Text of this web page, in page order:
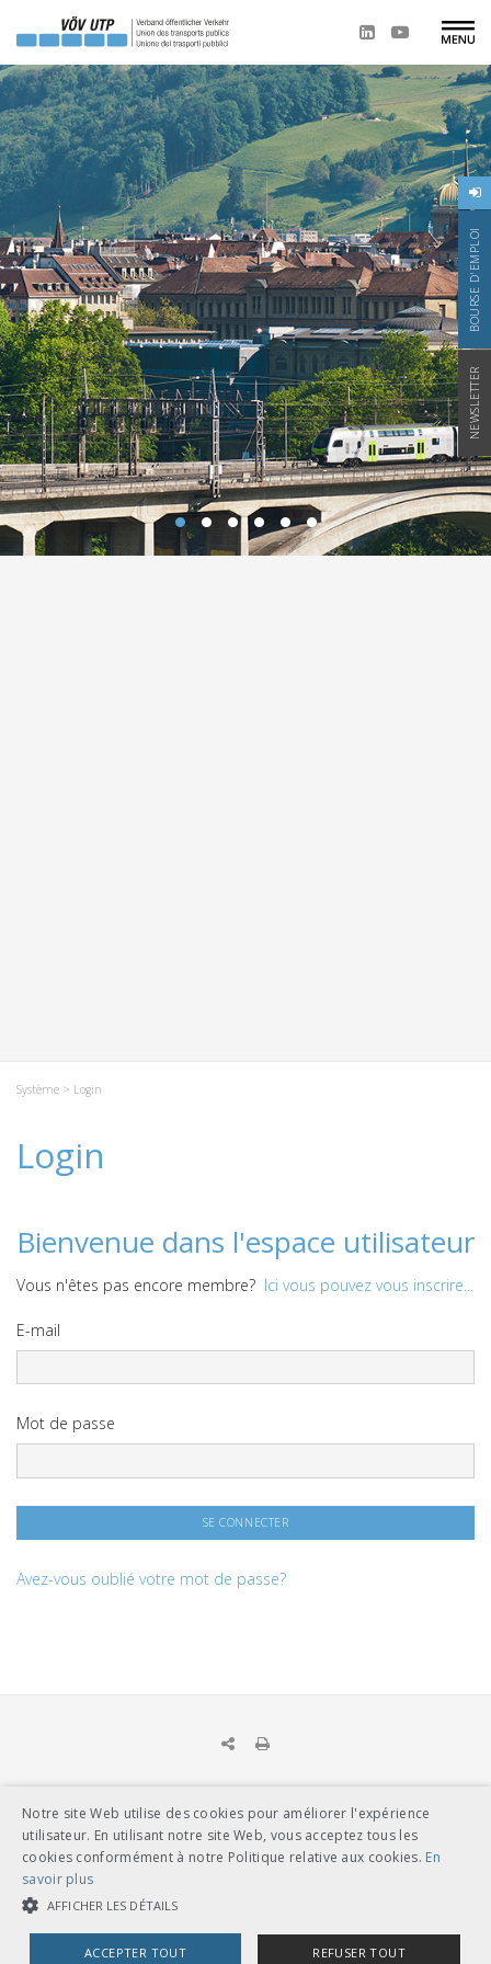
BOURSE D'EMPLOI
NEWSLETTER
Système > Login
Login
Bienvenue dans l'espace utilisateur
Vous n'êtes pas encore membre? Ici vous pouvez vous inscrire...
E-mail
Mot de passe
Avez-vous oublié votre mot de passe?
UNION DES TRANSPORTS PUBLICS
Dählhölzliweg 12
Tél. en contact direct avec l’équipe de l’UTP
info@utp.ch
Plan d'accès
Notre site Web utilise des cookies pour améliorer l'expérience
utilisateur. En utilisant notre site Web, vous acceptez tous les
cookies conformément à notre Politique relative aux cookies. En
savoir plus
AFFICHER LES DÉTAILS
ACCEPTER TOUT REFUSER TOUT